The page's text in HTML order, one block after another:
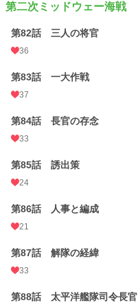
第二次ミッドウェー海戦
第82話 三人の将官
36
第83話 一大作戦
37
第84話 長官の存念
33
第85話 誘出策
24
第86話 人事と編成
21
第87話 解隊の経緯
33
第88話 太平洋艦隊司令長官